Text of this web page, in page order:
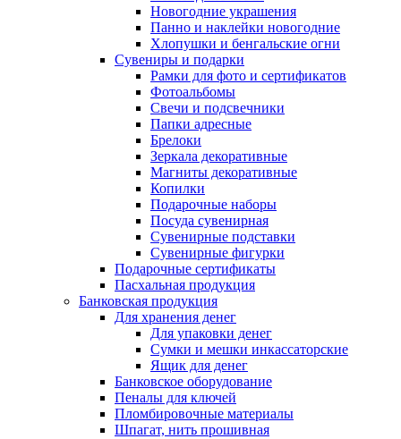
Новогодние украшения
Панно и наклейки новогодние
Хлопушки и бенгальские огни
Сувениры и подарки
Рамки для фото и сертификатов
Фотоальбомы
Свечи и подсвечники
Папки адресные
Брелоки
Зеркала декоративные
Магниты декоративные
Копилки
Подарочные наборы
Посуда сувенирная
Сувенирные подставки
Сувенирные фигурки
Подарочные сертификаты
Пасхальная продукция
Банковская продукция
Для хранения денег
Для упаковки денег
Сумки и мешки инкассаторские
Ящик для денег
Банковское оборудование
Пеналы для ключей
Пломбировочные материалы
Шпагат, нить прошивная